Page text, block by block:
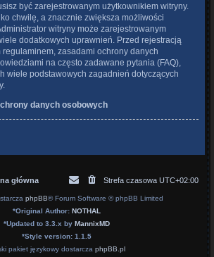
być zarejestrowanym użytkownikiem witryny.
chwilę, a znacznie zwiększa możliwości
witryny może zarejestrowanym
dodatkowych uprawnień. Przed rejestracją
zasadami ochrony danych
na często zadawane pytania (FAQ),
wiele podstawowych zagadnień dotyczących
danych osobowych
główna Strefa czasowa UTC+02:00
phpBB® Forum Software © phpBB Limited
*Original Author: NOTHAL
*Updated to 3.3.x by MannixMD
*Style version: 1.1.5
pakiet językowy dostarcza phpBB.pl